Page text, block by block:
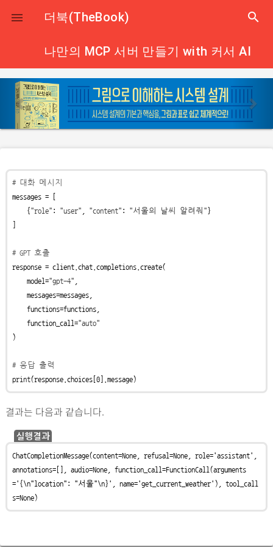
close
 더북(TheBook) search
나만의 MCP 서버 만들기 with 커서 AI
p
r
e
o
u
n
e
x
# 대화 메시지
messages = [
    {
"role" : "user" "content" : "서울의 날씨 알려줘" }
# GPT 호출
response = client.chat.completions.create(
    model=
"gpt-4"
    function_call=
"auto"
)
# 응답 출력
print(response.choices[ 0].message)
결과는 다음과 같습니다.
실행결과
ChatCompletionMessage(content=None, refusal=None, role='assistant',
annotations=[], audio=None, function_call=FunctionCall(arguments
='{\n"location": "서울"\n}', name='get_current_weather'), tool_call
s=None)